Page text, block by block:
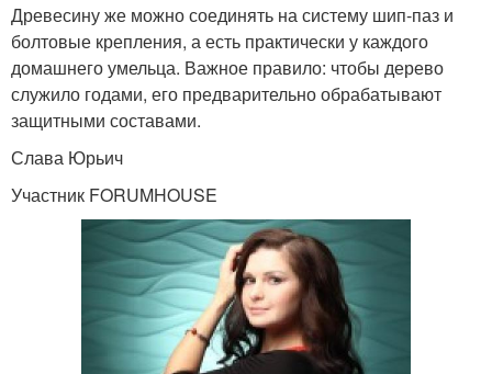
Древесину же можно соединять на систему шип-паз и
болтовые крепления, а есть практически у каждого
домашнего умельца. Важное правило: чтобы дерево
служило годами, его предварительно обрабатывают
защитными составами.
Слава Юрьич
Участник FORUMHOUSE